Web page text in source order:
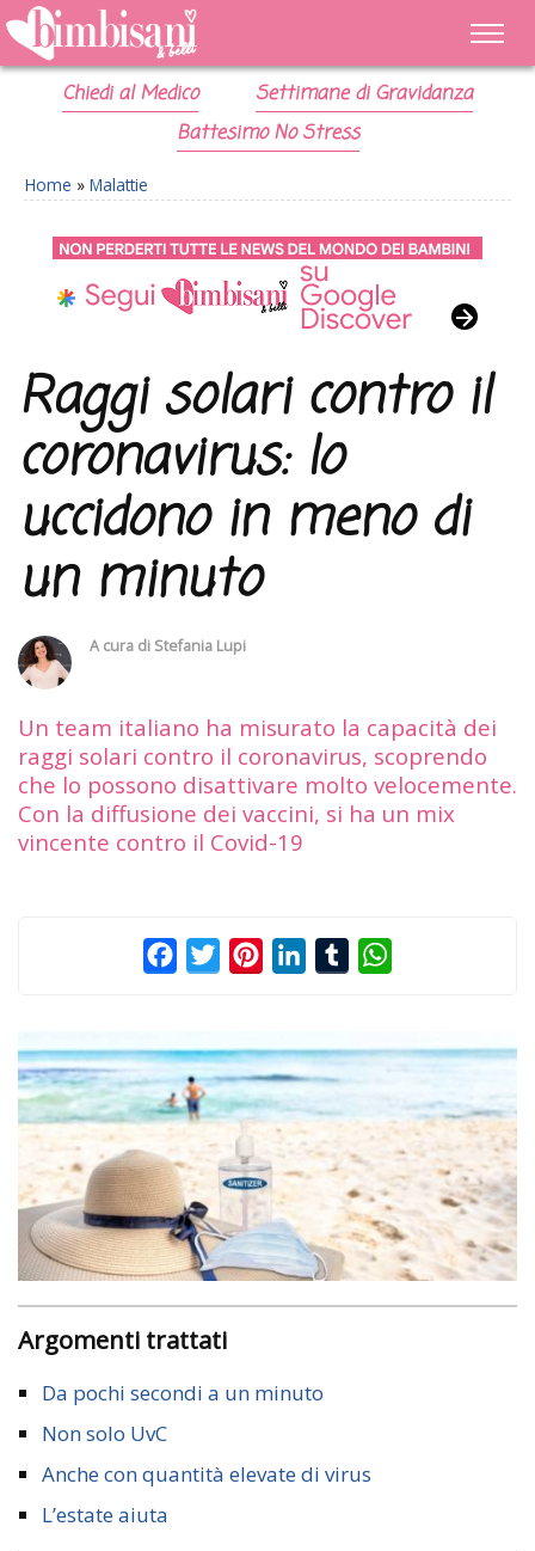
Chiedi al Medico
Settimane di Gravidanza
Battesimo No Stress
Home » Malattie
Raggi solari contro il
coronavirus: lo
uccidono in meno di
un minuto
A cura di Stefania Lupi
Un team italiano ha misurato la capacità dei
raggi solari contro il coronavirus, scoprendo
che lo possono disattivare molto velocemente.
Con la diffusione dei vaccini, si ha un mix
vincente contro il Covid-19
FacebookTwitterPinterestLinkedInTumblr
Argomenti trattati
Da pochi secondi a un minuto
Non solo UvC
Anche con quantità elevate di virus
L’estate aiuta